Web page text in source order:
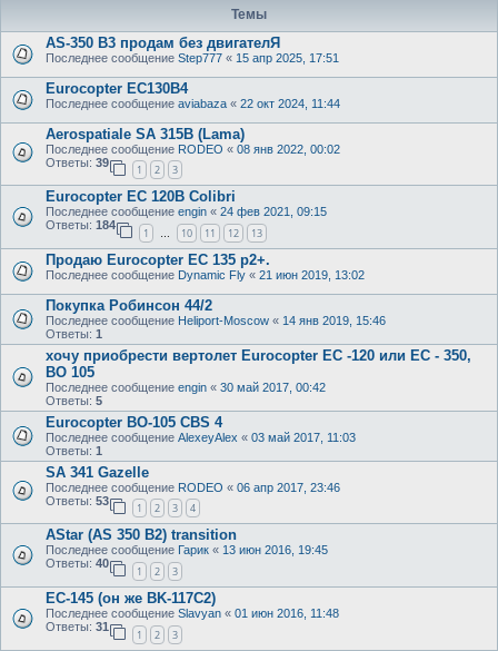
Темы
AS-350 B3 продам без двигателЯ
Последнее сообщение Step777 « 15 апр 2025, 17:51
Eurocopter EC130B4
Последнее сообщение aviabaza « 22 окт 2024, 11:44
Aerospatiale SA 315B (Lama)
Последнее сообщение RODEO « 08 янв 2022, 00:02
Ответы: 39
1 2 3
Eurocopter EC 120B Colibri
Последнее сообщение engin « 24 фев 2021, 09:15
Ответы: 184
1 … 10 11 12 13
Продаю Eurocopter EC 135 p2+.
Последнее сообщение Dynamic Fly « 21 июн 2019, 13:02
Покупка Робинсон 44/2
Последнее сообщение Heliport-Moscow « 14 янв 2019, 15:46
Ответы: 1
хочу приобрести вертолет Eurocopter EC -120 или EC - 350,
BO 105
Последнее сообщение engin « 30 май 2017, 00:42
Ответы: 5
Eurocopter BO-105 CBS 4
Последнее сообщение AlexeyAlex « 03 май 2017, 11:03
Ответы: 1
SA 341 Gazelle
Последнее сообщение RODEO « 06 апр 2017, 23:46
Ответы: 53
1 2 3 4
AStar (AS 350 B2) transition
Последнее сообщение Гарик « 13 июн 2016, 19:45
Ответы: 40
1 2 3
EC-145 (он же BK-117C2)
Последнее сообщение Slavyan « 01 июн 2016, 11:48
Ответы: 31
1 2 3